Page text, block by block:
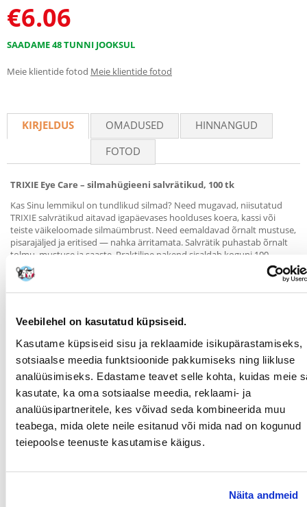
Veebilehel on kasutatud küpsiseid.
Kasutame küpsiseid sisu ja reklaamide isikupärastamiseks,
sotsiaalse meedia funktsioonide pakkumiseks ning liikluse
analüüsimiseks. Edastame teavet selle kohta, kuidas meie
kasutate, ka oma sotsiaalse meedia, reklaami- ja
analüüsipartneritele, kes võivad seda kombineerida muu
teabega, mida olete neile esitanud või mida nad on kogunud
teiepoolse teenuste kasutamise käigus.
Näita andmeid
€6.06
SAADAME 48 TUNNI JOOKSUL
Meie klientide fotod Meie klientide fotod
KIRJELDUS OMADUSED
HINNANGUD
FOTOD
TRIXIE Eye Care – silmahügieeni salvrätikud, 100 tk
Kas Sinu lemmikul on tundlikud silmad? Need mugavad, niisutatud
TRIXIE salvrätikud aitavad igapäevases hoolduses koera, kassi või
teiste väikeloomade silmaümbrust. Need eemaldavad õrnalt mustuse,
pisarajäljed ja eritised — nahka ärritamata. Salvrätik puhastab õrnalt
tolmu, mustuse ja saaste. Praktiline pakend sisaldab koguni 100
salvrätikut — ideaalne nii kodus kui ka reisil!
Ilma alkoholi ja ärritavate aineteta
Praktiline suletav pakend – ei kuiva ära
Parameetrid
PRODUCENT: